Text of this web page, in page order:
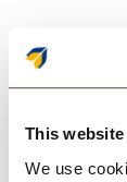
This
We use